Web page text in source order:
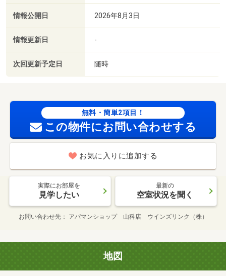
情報公開日 2026年8月3日
情報更新日 -
次回更新予定日 随時
無料・簡単2項目！
この物件にお問い合わせする
お気に入りに追加する
実際にお部屋を
見学したい
最新の
空室状況を聞く
お問い合わせ先 アパマンショップ 山科店 ウインズリンク（株）
地図